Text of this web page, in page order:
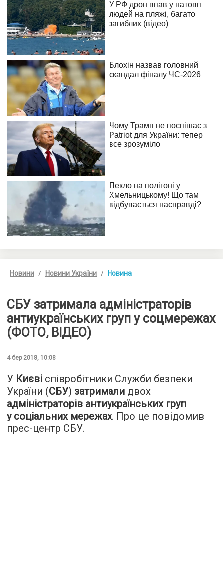
Новини Новини України Новина
СБУ затримала адміністраторів
антиукраїнських груп у соцмережах
(ФОТО, ВІДЕО)
4 бер 2018, 10:08
У Києві співробітники Служби безпеки
України (СБУ) затримали двох
адміністраторів антиукраїнських груп
у соціальних мережах. Про це повідомив
прес-центр СБУ.